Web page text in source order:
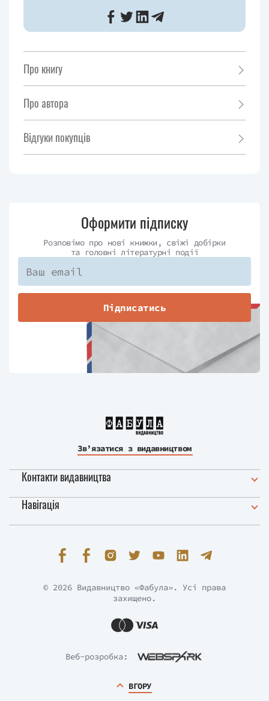
Про книгу
Про автора
Відгуки покупців
Оформити підписку
Розповімо про нові книжки, свіжі добірки
та головні літературні події
Підписатись
Зв’язатися з видавництвом
Контакти видавництва
Навігація
Веб-розробка:
© 2026 Видавництво «Фабула». Усі права
захищено.
ВГОРУ